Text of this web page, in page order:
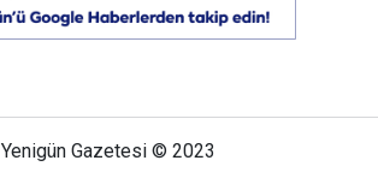
Yenigün Gazetesi © 2023